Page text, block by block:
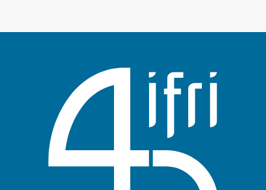
Support us